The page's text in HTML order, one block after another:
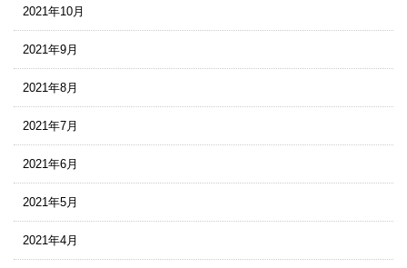
2021年10月
2021年9月
2021年8月
2021年7月
2021年6月
2021年5月
2021年4月